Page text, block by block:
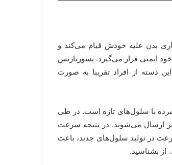
بدن علیه خودش قیام می‌کند و
ایمنی قرار می‌گیرد. پسوریازیس
دسته از افراد تقریبا به صورت
با سلول‌های تازه است. در طی
ارسال می‌شوند. در نتیجه سرعت
در تولید سلول‌های جدید، باعث
از بشناسید.